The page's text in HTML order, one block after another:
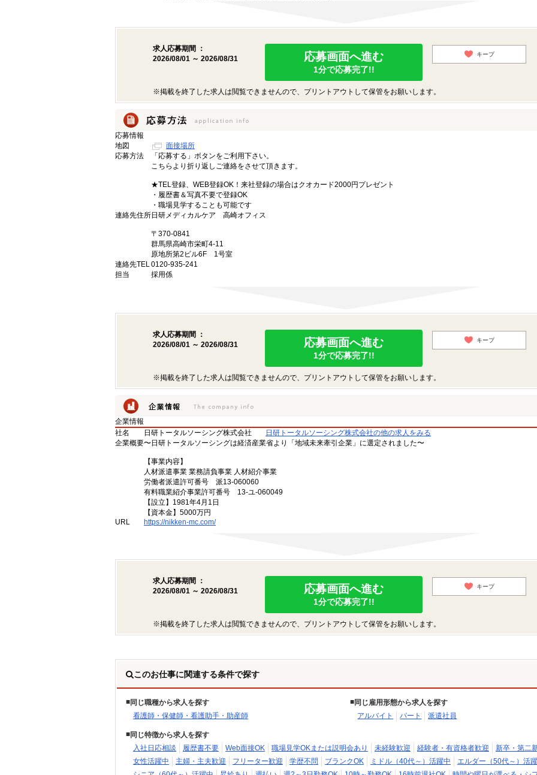
求人応募期間 ：
2026/08/01 ～ 2026/08/31
応募画面へ進む
1分で応募完了!!
キープ
※掲載を終了した求人は閲覧できませんので、プリントアウトして保管をお願いします。
応募情報
地図
面接場所
応募方法
「応募する」ボタンをご利用下さい。
こちらより折り返しご連絡をさせて頂きます。
★TEL登録、WEB登録OK！来社登録の場合はクオカード2000円プレゼント
・履歴書＆写真不要で登録OK
・職場見学することも可能です
連絡先住所日研メディカルケア 高崎オフィス
〒370-0841
群馬県高崎市栄町4-11
原地所第2ビル6F 1号室
連絡先TEL0120-935-241
担当
採用係
求人応募期間 ：
2026/08/01 ～ 2026/08/31
応募画面へ進む
1分で応募完了!!
キープ
※掲載を終了した求人は閲覧できませんので、プリントアウトして保管をお願いします。
企業情報
社名
日研トータルソーシング株式会社
日研トータルソーシング株式会社の他の求人をみる
企業概要〜日研トータルソーシングは経済産業省より「地域未来牽引企業」に選定されました〜
【事業内容】
人材派遣事業 業務請負事業 人材紹介事業
労働者派遣許可番号 派13-060060
有料職業紹介事業許可番号 13-ユ-060049
【設立】1981年4月1日
【資本金】5000万円
URL
https://nikken-mc.com/
求人応募期間 ：
2026/08/01 ～ 2026/08/31
応募画面へ進む
1分で応募完了!!
キープ
※掲載を終了した求人は閲覧できませんので、プリントアウトして保管をお願いします。
このお仕事に関連する条件で探す
同じ職種から求人を探す
看護師・保健師・看護助手・助産師
同じ雇用形態から求人を探す
アルバイト
パート 派遣社員
同じ特徴から求人を探す
入社日応相談
履歴書不要 Web面接OK 職場見学OKまたは説明会あり 未経験歓迎 経験者・有資格者歓迎
新卒・第二
女性活躍中
主婦・主夫歓迎 フリーター歓迎 学歴不問 ブランクOK ミドル（40代～）活躍中
エルダー（50代～）活